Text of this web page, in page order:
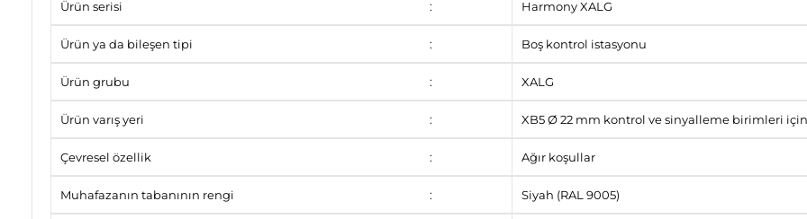
Ürün serisi : Harmony XALG
Ürün ya da bileşen tipi : Boş kontrol istasyonu
Ürün grubu : XALG
Ürün varış yeri : XB5 Ø 22 mm kontrol ve sinyalleme birimleri
Çevresel özellik : Ağır koşullar
Muhafazanın tabanının rengi : Siyah (RAL 9005)